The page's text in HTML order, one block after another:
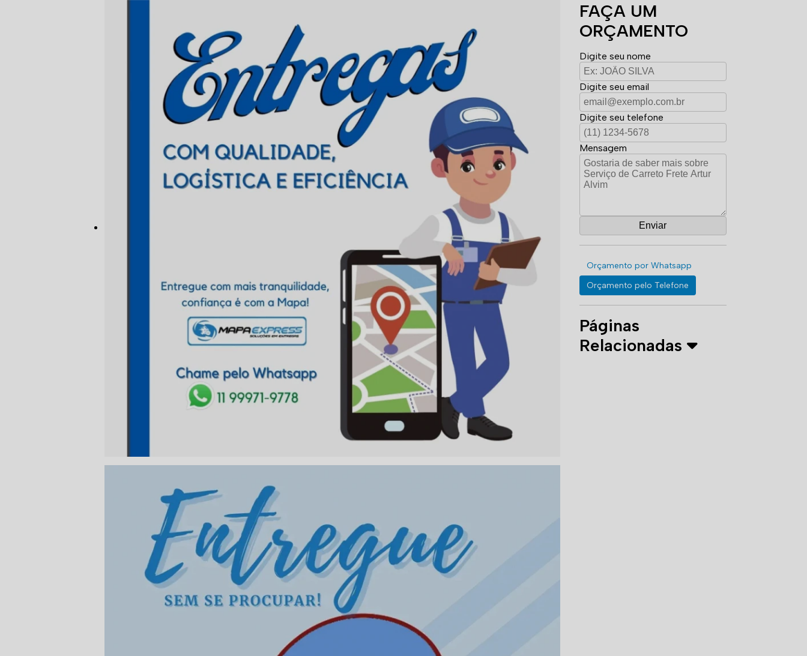
FAÇA UM
ORÇAMENTO
Digite seu nome
Digite seu email
Digite seu telefone
Mensagem
Orçamento por Whatsapp
Orçamento pelo Telefone
Páginas
Relacionadas